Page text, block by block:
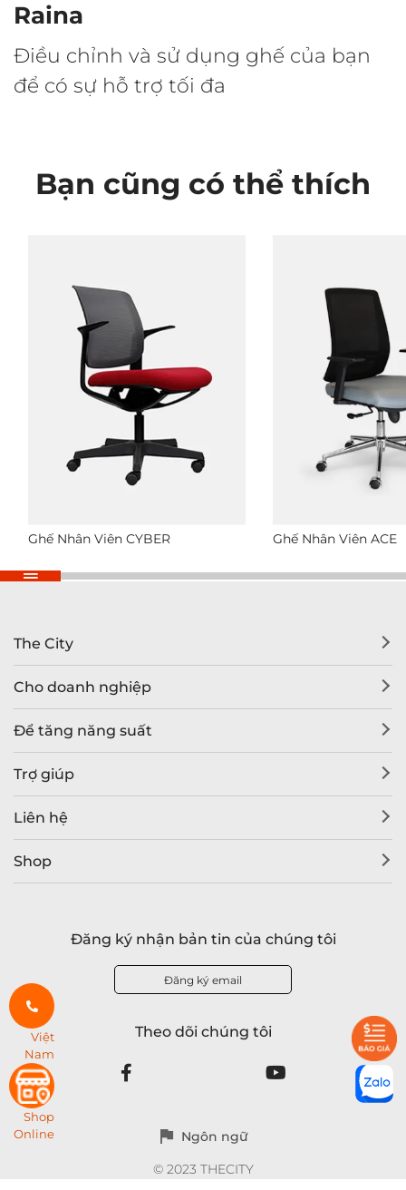
Raina
Điều chỉnh và sử dụng ghế của bạn
để có sự hỗ trợ tối đa
Bạn cũng có thể thích
Ghế Nhân Viên CYBER Ghế Nhân Viên ACE
The City
Cho doanh nghiệp
Để tăng năng suất
Trợ giúp
Liên hệ
Shop
Đăng ký nhận bản tin của chúng tôi
Đăng ký email
Theo dõi chúng tôi
Ngôn ngữ
© 2023 THECITY
Việt
Nam
Shop
Online